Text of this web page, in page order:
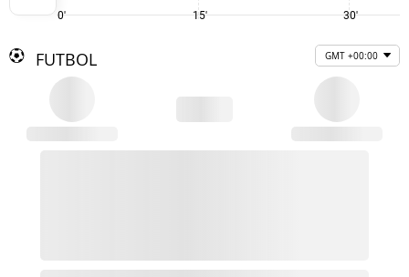
0' 15' 30'
FUTBOL GMT +00:00